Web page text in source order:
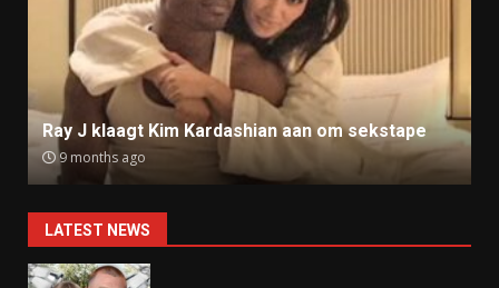
Ray J klaagt Kim Kardashian aan om sekstape
9 months ago
LATEST NEWS